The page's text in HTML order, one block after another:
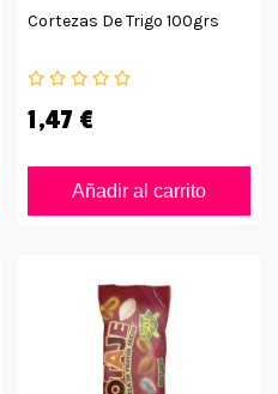
Cortezas De Trigo 100grs
1,47 €
Añadir al carrito